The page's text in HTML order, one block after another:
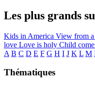
Les plus grands
Kids in America View from
love Love is holy Child
A B C D E F G H I J K L M
Thématiques